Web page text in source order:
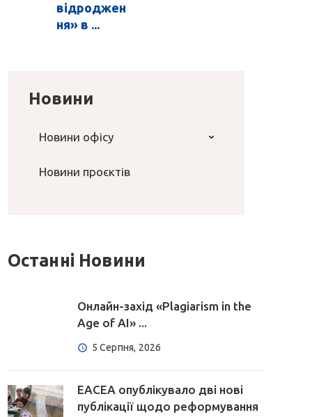
відроджен
ня» в ...
Новини
Новини офісу
Новини проєктів
Останні Новини
Онлайн-захід «Plagiarism in the
Age of AI» ...
5 Серпня, 2026
EACEA опублікувало дві нові
публікації щодо реформування